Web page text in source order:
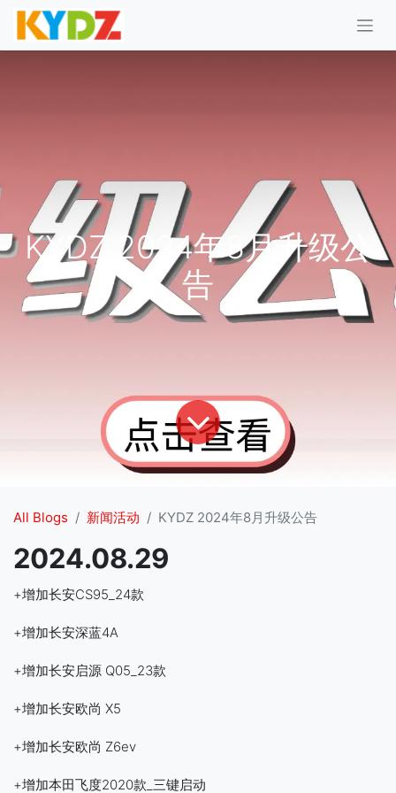
KYDZ 2024年8月升级公
告
All Blogs 新闻活动 KYDZ 2024年8月升级公告
2024.08.29
+增加长安CS95_24款
+增加长安深蓝4A
+增加长安启源 Q05_23款
+增加长安欧尚 X5
+增加长安欧尚 Z6ev
+增加本田飞度2020款_三键启动